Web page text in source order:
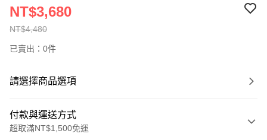
NT$4,480
NT$3,680
已賣出：0件
請選擇商品選項
付款與運送方式
超取滿NT$1,500免運